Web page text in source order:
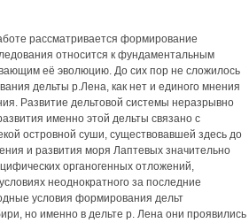
рассматривается формирование
относится к фундаментальным
её эволюцию. До сих пор не сложилось
дельты р.Лена, как нет и единого мнения
Развитие дельтовой системы неразрывно
именно этой дельты связано с
островной суши, существовавшей здесь до
и развития моря Лаптевых значительно
органогенных отложений,
неоднократного за последние
условия формирования дельт
но именно в дельте р. Лена они проявились